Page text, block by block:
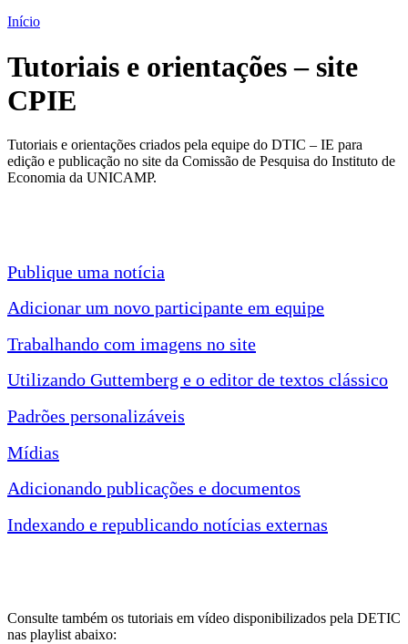
Início
Tutoriais e orientações – site
CPIE
Tutoriais e orientações criados pela equipe do DTIC – IE para
edição e publicação no site da Comissão de Pesquisa do Instituto de
Economia da UNICAMP.
Publique uma notícia
Adicionar um novo participante em equipe
Trabalhando com imagens no site
Utilizando Guttemberg e o editor de textos clássico
Padrões personalizáveis
Mídias
Adicionando publicações e documentos
Indexando e republicando notícias externas
Consulte também os tutoriais em vídeo disponibilizados pela DETIC
nas playlist abaixo: